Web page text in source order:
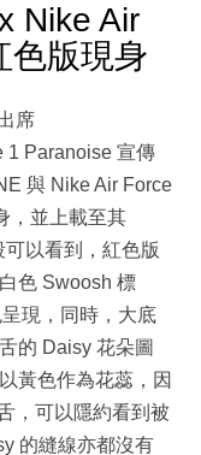
Nike Air
色版現身
席
1 Paranoise 宣傳
與 Nike Air Force
，並上載至其
可以看到，紅色版
色 Swoosh 標
現，同時，大底
的 Daisy 花朵圖
黃色作為花蕊，因
，可以隱約看到被
的縫線亦都沒有